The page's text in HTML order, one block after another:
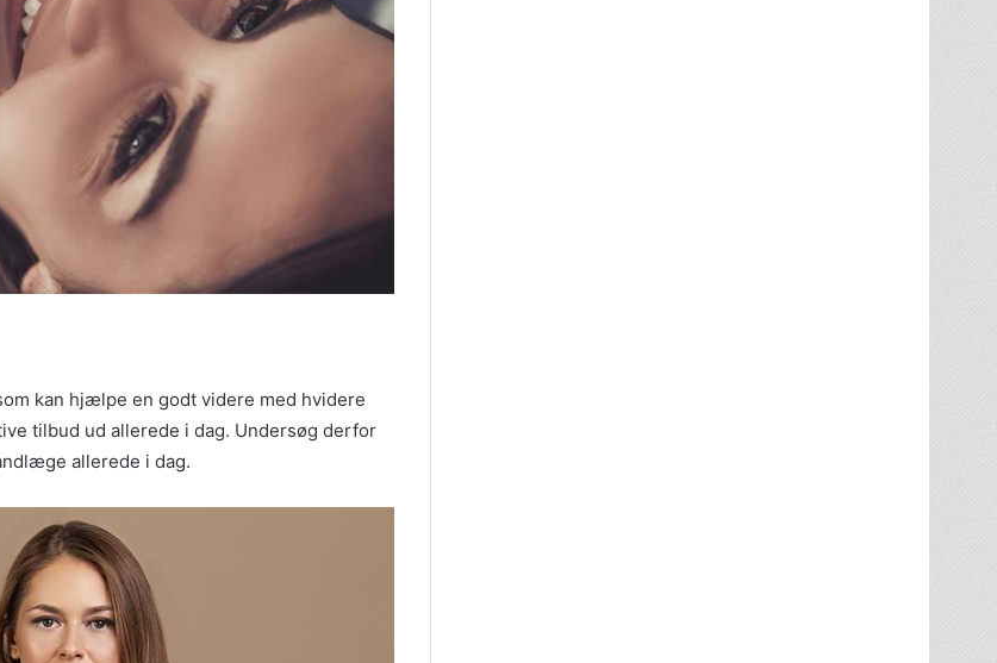
kan hjælpe en godt videre med hvidere
tilbud ud allerede i dag. Undersøg derfor
allerede i dag.